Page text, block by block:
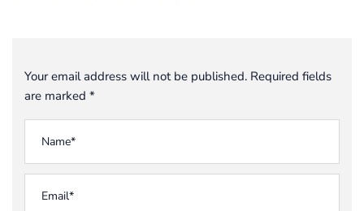
Your email address will not be published. Required fields
are marked *